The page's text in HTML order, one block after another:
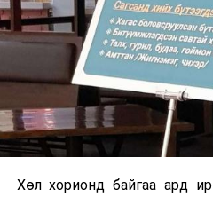
Хөл хорионд байгаа ард